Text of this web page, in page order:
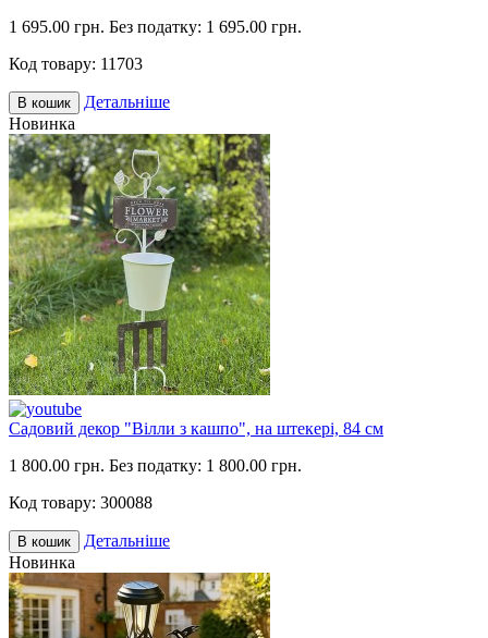
1 695.00 грн. Без податку: 1 695.00 грн.
Код товару: 11703
В кошик
Детальніше
Новинка
Садовий декор "Вілли з кашпо", на штекері, 84 см
1 800.00 грн. Без податку: 1 800.00 грн.
Код товару: 300088
В кошик
Детальніше
Новинка